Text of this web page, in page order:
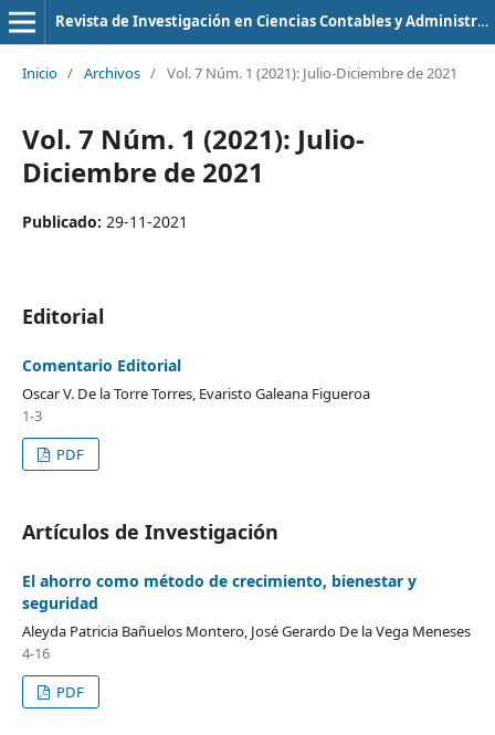
Revista de Investigación en Ciencias Contables y Administrativas
Inicio / Archivos / Vol. 7 Núm. 1 (2021): Julio-Diciembre de 2021
Vol. 7 Núm. 1 (2021): Julio-
Diciembre de 2021
Publicado: 29-11-2021
Editorial
Comentario Editorial
Oscar V. De la Torre Torres, Evaristo Galeana Figueroa
1-3
PDF
Artículos de Investigación
El ahorro como método de crecimiento, bienestar y
seguridad
Aleyda Patricia Bañuelos Montero, José Gerardo De la Vega Meneses
4-16
PDF